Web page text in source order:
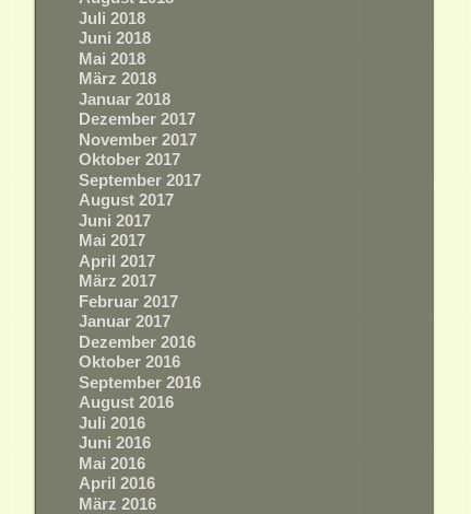
Juli 2018
Juni 2018
Mai 2018
März 2018
Januar 2018
Dezember 2017
November 2017
Oktober 2017
September 2017
August 2017
Juni 2017
Mai 2017
April 2017
März 2017
Februar 2017
Januar 2017
Dezember 2016
Oktober 2016
September 2016
August 2016
Juli 2016
Juni 2016
Mai 2016
April 2016
März 2016